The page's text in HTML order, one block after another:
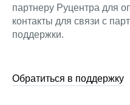
партнеру Руцентра для
контакты для связи с
поддержки.
Обратиться в поддержку